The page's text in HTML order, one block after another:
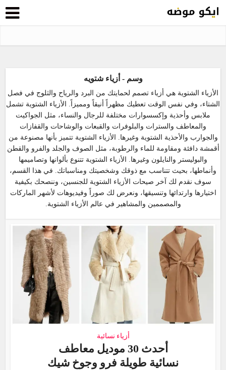
وسم - أزياء شتويه
الأزياء الشتوية هي أزياء تصمم لحمايتك من البرد والرياح والثلوج في فصل
الشتاء، وفي نفس الوقت تعطيك مظهراً أنيقاً ومميزاً. الأزياء الشتوية تشمل
ملابس وأحذية وإكسسوارات مختلفة للرجال والنساء، مثل الجواكيت
والمعاطف والسترات والبلوفرات والقبعات والوشاحات والقفازات
والجوارب والأحذية الشتوية وغيرها. الأزياء الشتوية تتميز بأنها مصنوعة من
أقمشة دافئة ومقاومة للماء والرطوبة، مثل الصوف والجلد والفرو والقطن
والبوليستر والنايلون وغيرها. الأزياء الشتوية تتنوع بألوانها وتصاميمها
وأنماطها، بحيث تتناسب مع ذوقك وشخصيتك ومناسباتك. في هذا القسم،
سوف نقدم لك آخر صيحات الأزياء الشتوية للجنسين، وننصحك بكيفية
اختيارها وارتدائها وتنسيقها، ونعرض لك صوراً وفيديوهات لأشهر الماركات
والمصممين والمشاهير في عالم الأزياء الشتوية.
أزياء نسائية
أحدث 30 موديل معاطف
نسائية طويلة فرو وجوخ شيك